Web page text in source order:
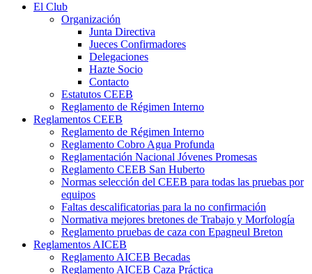
El Club
Organización
Junta Directiva
Jueces Confirmadores
Delegaciones
Hazte Socio
Contacto
Estatutos CEEB
Reglamento de Régimen Interno
Reglamentos CEEB
Reglamento de Régimen Interno
Reglamento Cobro Agua Profunda
Reglamentación Nacional Jóvenes Promesas
Reglamento CEEB San Huberto
Normas selección del CEEB para todas las pruebas por
equipos
Faltas descalificatorias para la no confirmación
Normativa mejores bretones de Trabajo y Morfología
Reglamento pruebas de caza con Epagneul Breton
Reglamentos AICEB
Reglamento AICEB Becadas
Reglamento AICEB Caza Práctica